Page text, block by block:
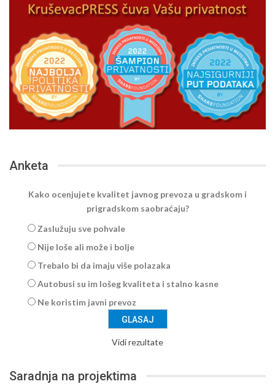
Anketa
Kako ocenjujete kvalitet javnog prevoza u gradskom i
prigradskom saobraćaju?
Zaslužuju sve pohvale
Nije loše ali može i bolje
Trebalo bi da imaju više polazaka
Autobusi su im lošeg kvaliteta i stalno kasne
Ne koristim javni prevoz
Vidi rezultate
Saradnja na projektima